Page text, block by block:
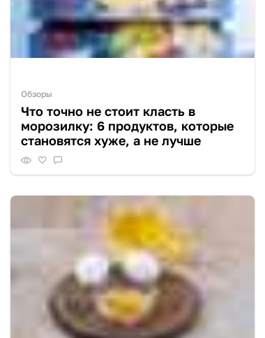
Обзоры
Что точно не стоит класть в
морозилку: 6 продуктов, которые
становятся хуже, а не лучше